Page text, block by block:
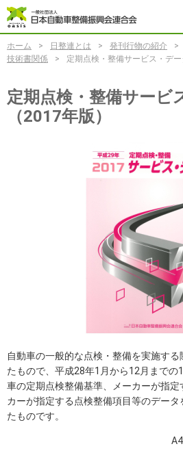
ホーム > 日整連とは > 発刊行物の紹介 >
技術書関係
> 定期点検・整備サービス・デー
定期点検・整備サービ
（2017年版）
自動車の一般的な点検・整備を実施す
たもので、平成28年1月から12月までの
車の定期点検整備基準、メーカーが指
カーが指定する点検整備項目等のデー
たものです。